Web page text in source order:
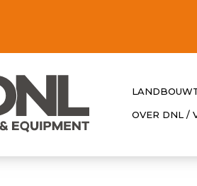
OVER DNL /